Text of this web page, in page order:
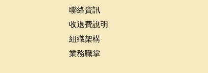
聯絡資訊
收退費說明
組織架構
業務職掌